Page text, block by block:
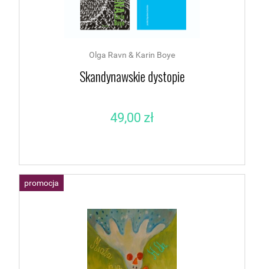
Olga Ravn & Karin Boye
Skandynawskie dystopie
49,00 zł
promocja